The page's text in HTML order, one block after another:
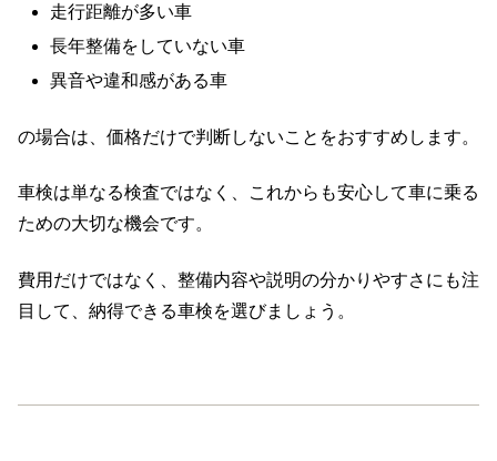
走行距離が多い車
長年整備をしていない車
異音や違和感がある車
の場合は、価格だけで判断しないことをおすすめします。
車検は単なる検査ではなく、これからも安心して車に乗る
ための大切な機会です。
費用だけではなく、整備内容や説明の分かりやすさにも注
目して、納得できる車検を選びましょう。